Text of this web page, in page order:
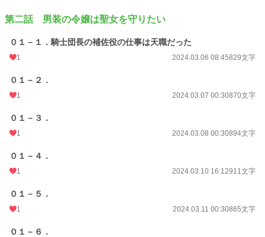
第二話 男装の令嬢は聖女を守りたい
０１－１．騎士団長の補佐役の仕事は天職だった
1 2024.03.06 08:45829文字
０１－２．
1 2024.03.07 00:30870文字
０１－３．
1 2024.03.08 00:30894文字
０１－４．
1 2024.03.10 16:12911文字
０１－５．
1 2024.03.11 00:30865文字
０１－６．